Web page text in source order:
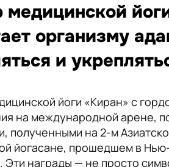
медицинской
организму
и
йоги «Киран» с
на международной арене,
полученными на 2-м
йогасане, прошедшем в
Эти награды — не просто